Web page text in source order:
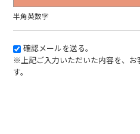
半角英数字
確認メールを送る。
※上記ご入力いただいた内容を、お
す。